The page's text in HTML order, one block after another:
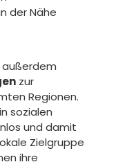
der Nähe
zur
Regionen.
sozialen
und damit
Zielgruppe
ihre